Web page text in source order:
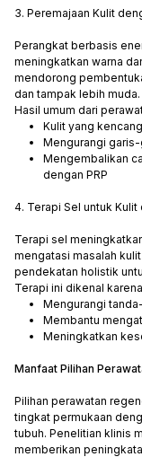
3. Peremajaan Kulit
Perangkat berbasis
meningkatkan warna
mendorong
dan tampak lebih muda.
Hasil umum dari
Kulit yang
Mengurangi
Mengembalikan
dengan PRP
4. Terapi Sel untuk Kulit
Terapi sel
mengatasi masalah
pendekatan holistik
Terapi ini dikenal
Mengurangi
Membantu
Meningkatkan
Manfaat Pilihan
Pilihan perawatan
tingkat permukaan
tubuh. Penelitian klinis
memberikan